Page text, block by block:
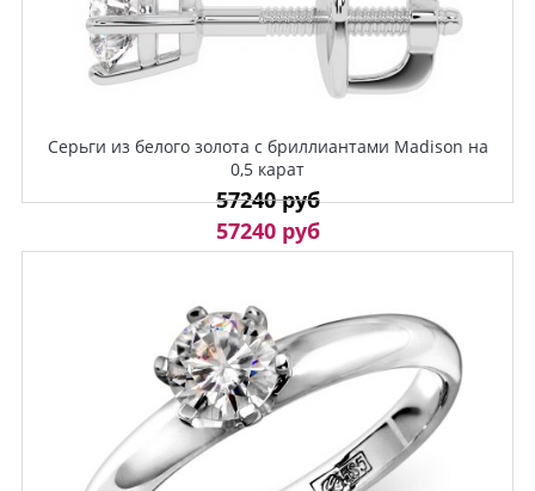
Серьги из белого золота с бриллиантами Madison на
0,5 карат
57240 руб
57240 руб